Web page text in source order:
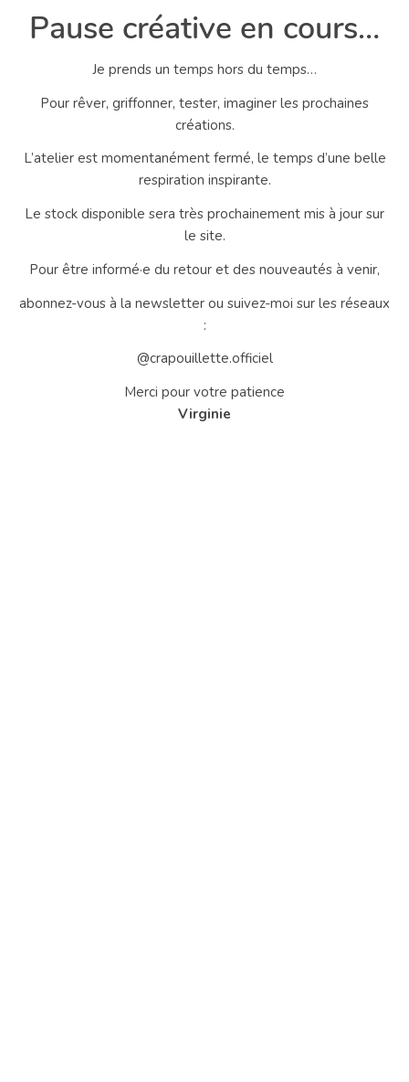
Pause créative en cours…
Je prends un temps hors du temps…
Pour rêver, griffonner, tester, imaginer les prochaines
créations.
L’atelier est momentanément fermé, le temps d’une belle
respiration inspirante.
Le stock disponible sera très prochainement mis à jour sur
le site.
Pour être informé·e du retour et des nouveautés à venir,
abonnez-vous à la newsletter ou suivez-moi sur les réseaux
:
@crapouillette.officiel
Merci pour votre patience
Virginie